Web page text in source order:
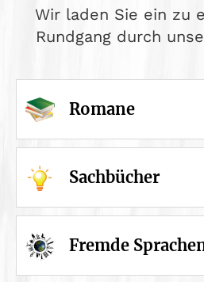
Wir laden Sie ein zu
Rundgang durch
Romane
Sachbücher
Fremde